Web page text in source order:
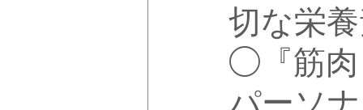
切な栄
◯『筋肉
パーソ